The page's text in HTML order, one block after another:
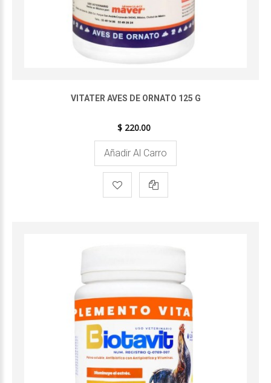
VITATER AVES DE ORNATO 125 G
$ 220.00
Añadir Al Carro